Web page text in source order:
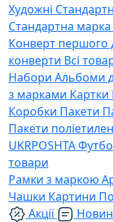
Художні
Стандартна марка
Конверт першого
конверти Всі
Набори Альбоми
з марками Картки
Коробки Пакети
Пакети
UKRPOSHTA
товари
Рамки з маркою
Чашки Картини
Акції